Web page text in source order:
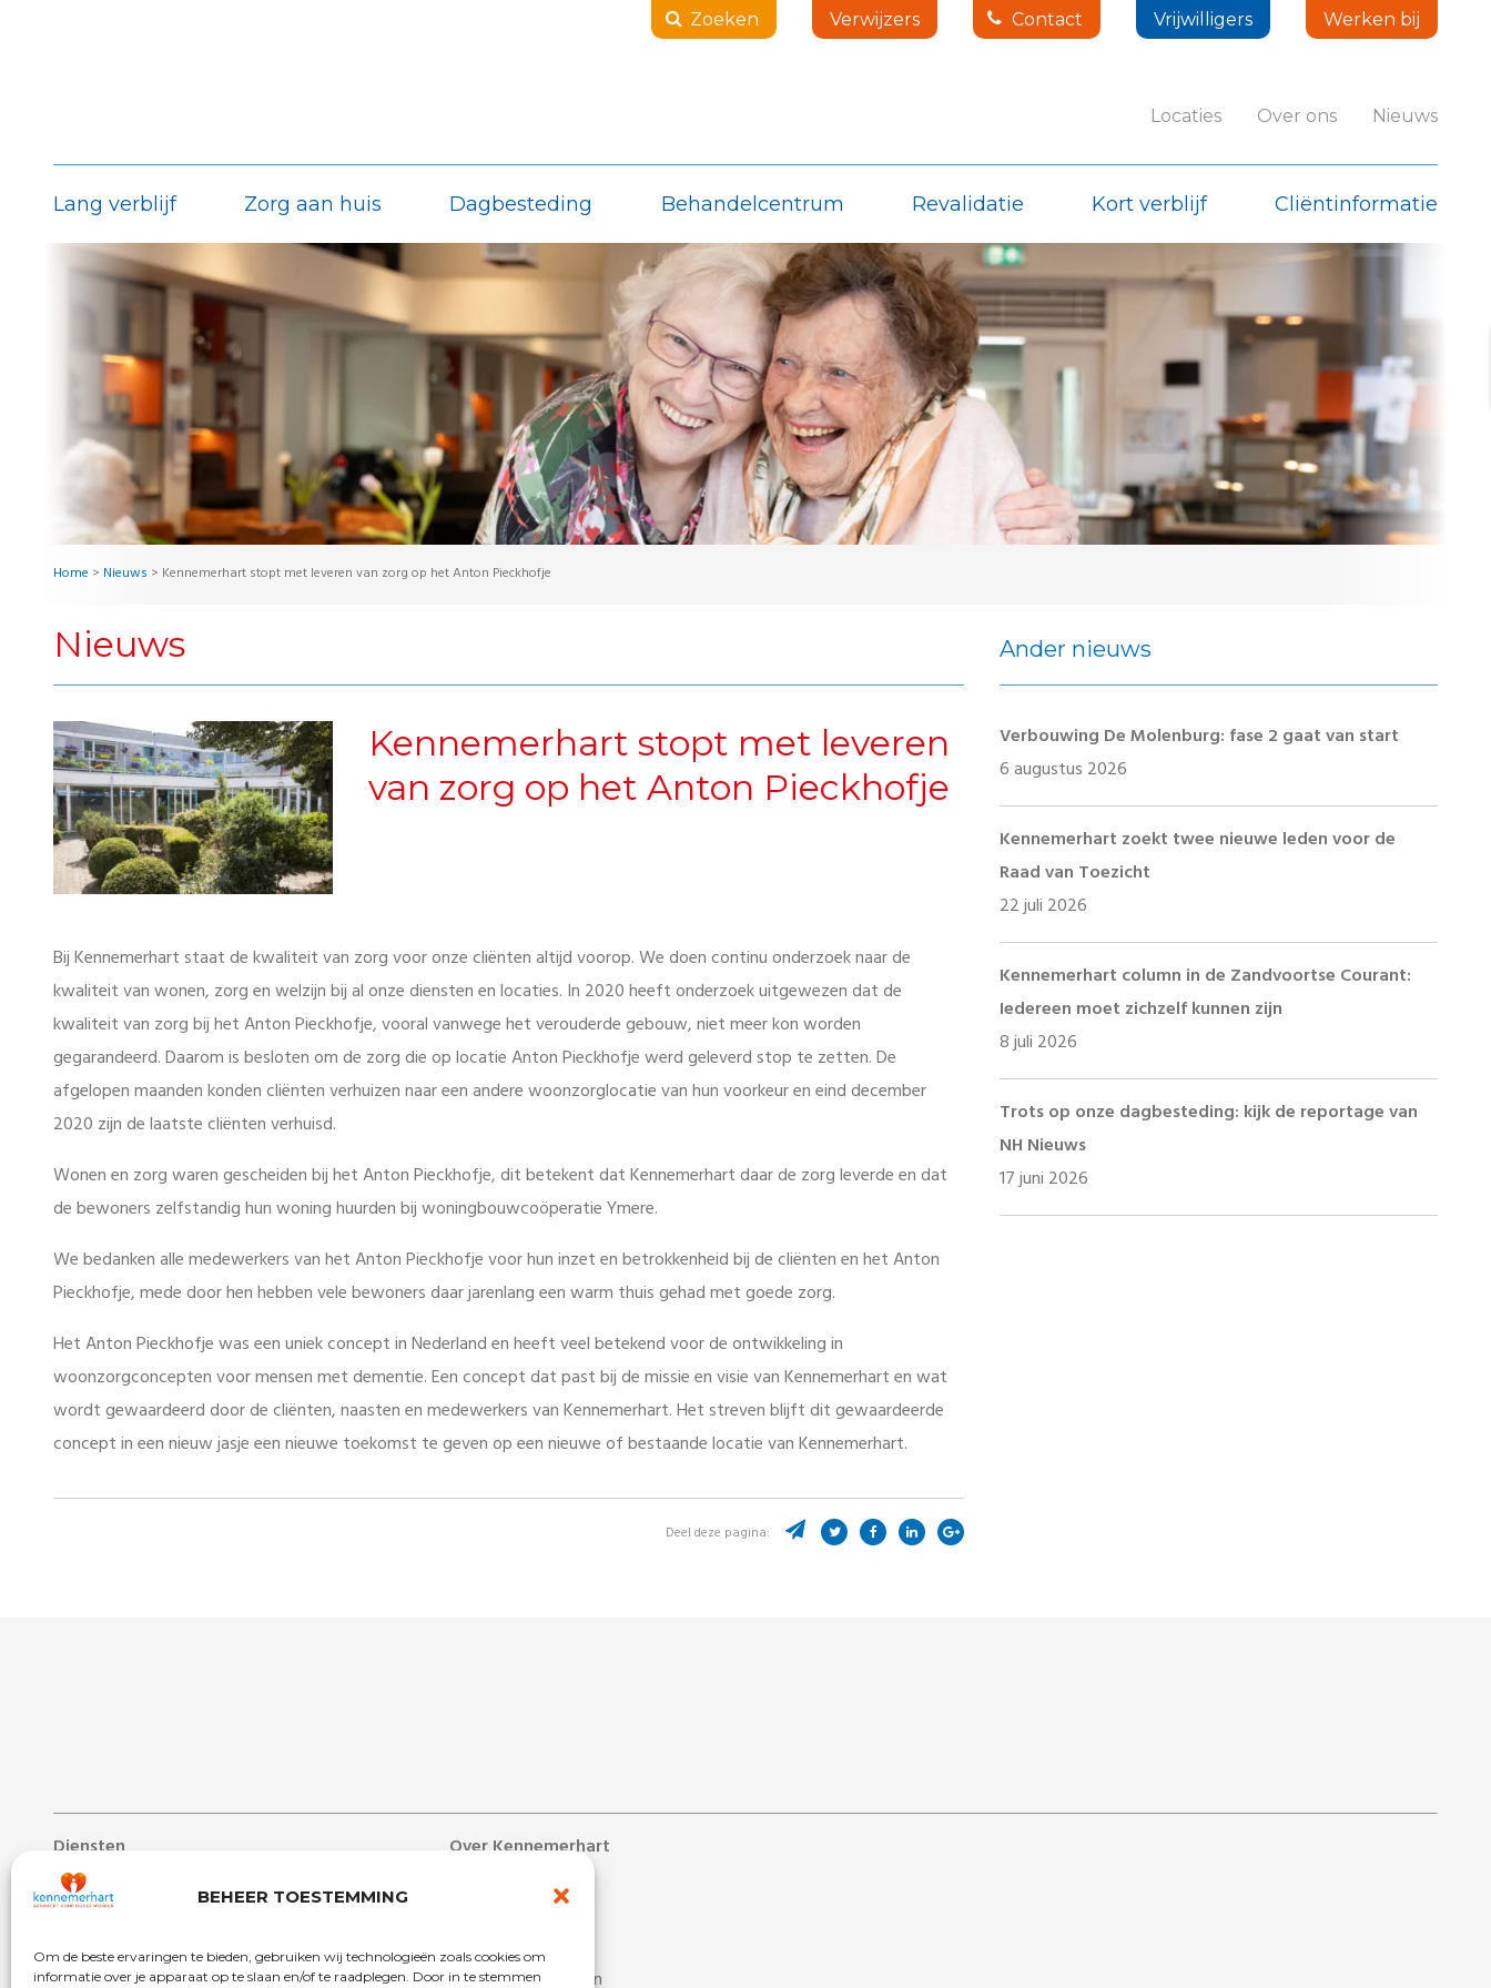
BEHEER TOESTEMMING
Om de beste ervaringen te bieden, gebruiken wij technologieën zoals cookies om
informatie over je apparaat op te slaan en/of te raadplegen. Door in te stemmen
Zoeken Verwijzers Contact Vrijwilligers Werken bij
Locaties Over ons Nieuws
Lang verblijf Zorg aan huis Dagbesteding Behandelcentrum Revalidatie Kort verblijf Cliëntinformatie
Home > Nieuws > Kennemerhart stopt met leveren van zorg op het Anton Pieckhofje
Nieuws
Kennemerhart stopt met leveren
van zorg op het Anton Pieckhofje
Bij Kennemerhart staat de kwaliteit van zorg voor onze cliënten altijd voorop. We doen continu onderzoek naar de
kwaliteit van wonen, zorg en welzijn bij al onze diensten en locaties. In 2020 heeft onderzoek uitgewezen dat de
kwaliteit van zorg bij het Anton Pieckhofje, vooral vanwege het verouderde gebouw, niet meer kon worden
gegarandeerd. Daarom is besloten om de zorg die op locatie Anton Pieckhofje werd geleverd stop te zetten. De
afgelopen maanden konden cliënten verhuizen naar een andere woonzorglocatie van hun voorkeur en eind december
2020 zijn de laatste cliënten verhuisd.
Wonen en zorg waren gescheiden bij het Anton Pieckhofje, dit betekent dat Kennemerhart daar de zorg leverde en dat
de bewoners zelfstandig hun woning huurden bij woningbouwcoöperatie Ymere.
We bedanken alle medewerkers van het Anton Pieckhofje voor hun inzet en betrokkenheid bij de cliënten en het Anton
Pieckhofje, mede door hen hebben vele bewoners daar jarenlang een warm thuis gehad met goede zorg.
Het Anton Pieckhofje was een uniek concept in Nederland en heeft veel betekend voor de ontwikkeling in
woonzorgconcepten voor mensen met dementie. Een concept dat past bij de missie en visie van Kennemerhart en wat
wordt gewaardeerd door de cliënten, naasten en medewerkers van Kennemerhart. Het streven blijft dit gewaardeerde
concept in een nieuw jasje een nieuwe toekomst te geven op een nieuwe of bestaande locatie van Kennemerhart.
Deel deze pagina:
Ander nieuws
Verbouwing De Molenburg: fase 2 gaat van start
6 augustus 2026
Kennemerhart zoekt twee nieuwe leden voor de
Raad van Toezicht
22 juli 2026
Kennemerhart column in de Zandvoortse Courant:
Iedereen moet zichzelf kunnen zijn
8 juli 2026
Trots op onze dagbesteding: kijk de reportage van
NH Nieuws
17 juni 2026
Diensten
Lang verblijf
Zorg aan huis
Dag- & ontmoetingscentra
Behandelcentrum
Over Kennemerhart
Werken bij
Veelgestelde vragen